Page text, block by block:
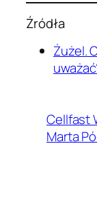
Źródła
Żużel.
Cellfast
Marta